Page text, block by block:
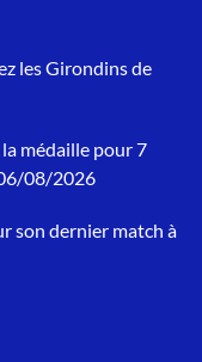
les Girondins de
médaille pour 7
08/2026
son dernier match à